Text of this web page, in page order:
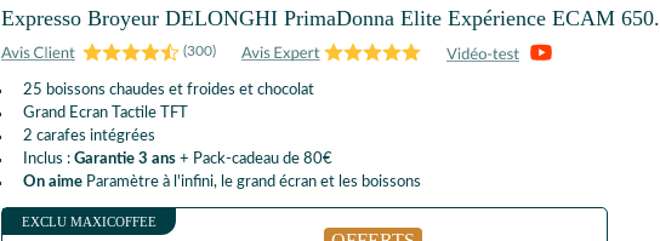
Expresso Broyeur DELONGHI PrimaDonna Elite Expérience ECAM
(300)
25 boissons chaudes et froides et chocolat
Grand Ecran Tactile TFT
2 carafes intégrées
Inclus : Garantie 3 ans+ Pack-cadeau de 80€
On aimeParamètre à l'infini, le grand écran et les boissons
EXCLU MAXICOFFEE